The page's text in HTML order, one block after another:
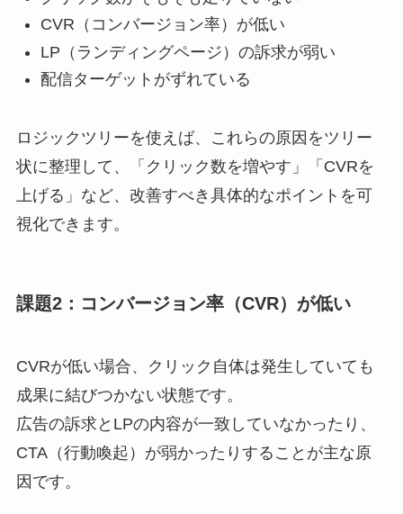
CVR（コンバージョン率）が低い
LP（ランディングページ）の訴求が弱い
配信ターゲットがずれている
ロジックツリーを使えば、これらの原因をツリー
状に整理して、「クリック数を増やす」「CVRを
上げる」など、改善すべき具体的なポイントを可
視化できます。
課題2：コンバージョン率（CVR）が低い
CVRが低い場合、クリック自体は発生していても
成果に結びつかない状態です。
広告の訴求とLPの内容が一致していなかったり、
CTA（行動喚起）が弱かったりすることが主な原
因です。